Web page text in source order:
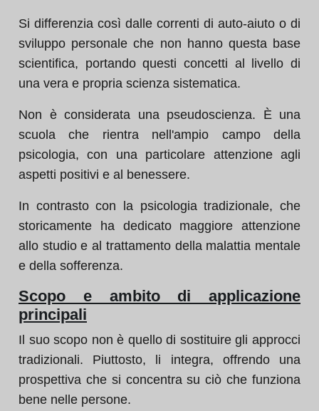
Si differenzia così dalle correnti di auto-aiuto o di
sviluppo personale che non hanno questa base
scientifica, portando questi concetti al livello di
una vera e propria scienza sistematica.
Non è considerata una pseudoscienza. È una
scuola che rientra nell'ampio campo della
psicologia, con una particolare attenzione agli
aspetti positivi e al benessere.
In contrasto con la psicologia tradizionale, che
storicamente ha dedicato maggiore attenzione
allo studio e al trattamento della malattia mentale
e della sofferenza.
Scopo e ambito di applicazione
principali
Il suo scopo non è quello di sostituire gli approcci
tradizionali. Piuttosto, li integra, offrendo una
prospettiva che si concentra su ciò che funziona
bene nelle persone.